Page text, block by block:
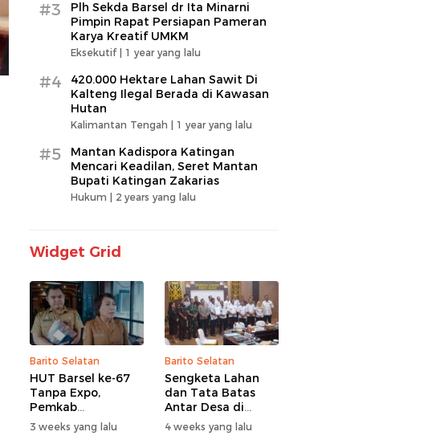
#3
Plh Sekda Barsel dr Ita Minarni
Pimpin Rapat Persiapan Pameran
Karya Kreatif UMKM
Eksekutif | 1 year yang lalu
#4
420.000 Hektare Lahan Sawit Di
Kalteng Ilegal Berada di Kawasan
Hutan
Kalimantan Tengah | 1 year yang lalu
#5
Mantan Kadispora Katingan
Mencari Keadilan, Seret Mantan
Bupati Katingan Zakarias
Hukum | 2 years yang lalu
Widget Grid
Barito Selatan
HUT Barsel ke-67
Tanpa Expo,
Pemkab
Prioritaskan UMKM
dan Bantuan Sosial
3 weeks yang lalu
Barito Selatan
Sengketa Lahan
dan Tata Batas
Antar Desa di
Barsel Jadi
Perhatian Serius
4 weeks yang lalu